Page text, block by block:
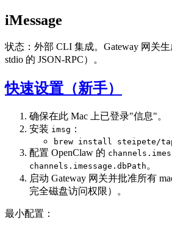
iMessage
状态：外部 CLI 集成。Gateway 网关
stdio 的 JSON-RPC）。
快速设置（新手）
确保在此 Mac 上已登录"信息"。
安装 imsg ：
brew install steipete/
配置 OpenClaw 的
channels.imessage.dbPath 。
启动 Gateway 网关并批准所有
完全磁盘访问权限）。
最小配置：